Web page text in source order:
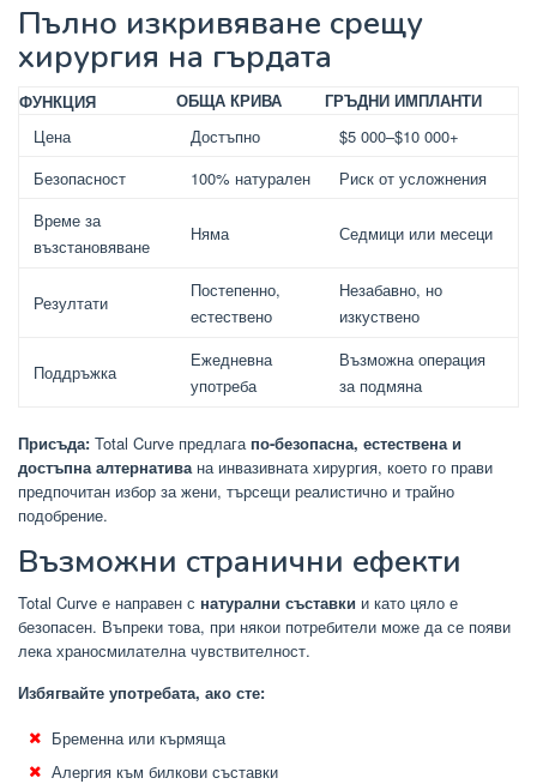
Пълно изкривяване срещу
хирургия на гърдата
ФУНКЦИЯ ОБЩА КРИВА
ГРЪДНИ ИМПЛАНТИ
Цена
Достъпно
$5 000–$10 000+
Безопасност
100% натурален
Риск от усложнения
Време за
възстановяване
Няма Седмици или месеци
Резултати
Постепенно,
естествено
Незабавно, но
изкуствено
Поддръжка
Ежедневна
употреба
Възможна операция
за подмяна
Присъда: Total Curve предлага по-безопасна, естествена и
достъпна алтернативана инвазивната хирургия, което го прави
предпочитан избор за жени, търсещи реалистично и трайно
подобрение.
Възможни странични ефекти
Total Curve е направен с натурални съставки и като цяло е
безопасен. Въпреки това, при някои потребители може да се появи
лека храносмилателна чувствителност.
Избягвайте употребата, ако сте:
Бременна или кърмяща
Алергия към билкови съставки